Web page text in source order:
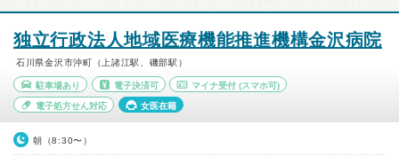
独立行政法人地域医療機能推進機構金沢病院
石川県金沢市沖町（上諸江駅、磯部駅）
駐車場あり 電子決済可 マイナ受付 (スマホ可)
電子処方せん対応 女医在籍
朝（8:30〜）